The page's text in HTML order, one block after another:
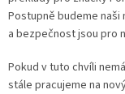
Postupně budeme
a bezpečnost jsou pro
Pokud v tuto chvíli
stále pracujeme na